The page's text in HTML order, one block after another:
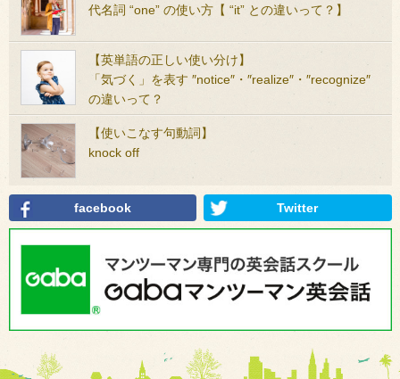
代名詞 “one” の使い方【 “it” との違いって？】
【英単語の正しい使い分け】
「気づく」を表す ″notice″・″realize″・″recognize″
の違いって？
【使いこなす句動詞】
knock off
facebook Twitter